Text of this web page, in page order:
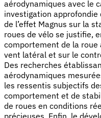
aérodynamiques avec le
investigation approfondie
de l’effet Magnus sur la
roues de vélo se justifie,
comportement de la
vent latéral et sur le
Des recherches
aérodynamiques
les ressentis subjectifs
comportement et de
de roues en conditions
précieuses. Enfin, le